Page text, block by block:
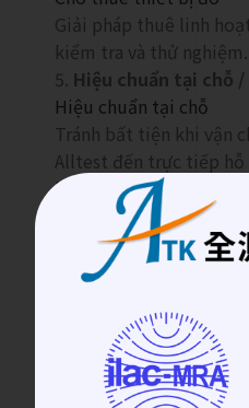
Giải pháp thuê linh
kiểm tra và thử nghiệm.
Hiệu chuẩn tại chỗ
Hiệu chuẩn tại chỗ
Tránh bất tiện khi vận
Alltest đến trực tiếp
hàng.
Alltest Co., LTD
sẽ
cung cấp các giải
chuyên nghiệp nhất,
hiệu quả trong nghiên